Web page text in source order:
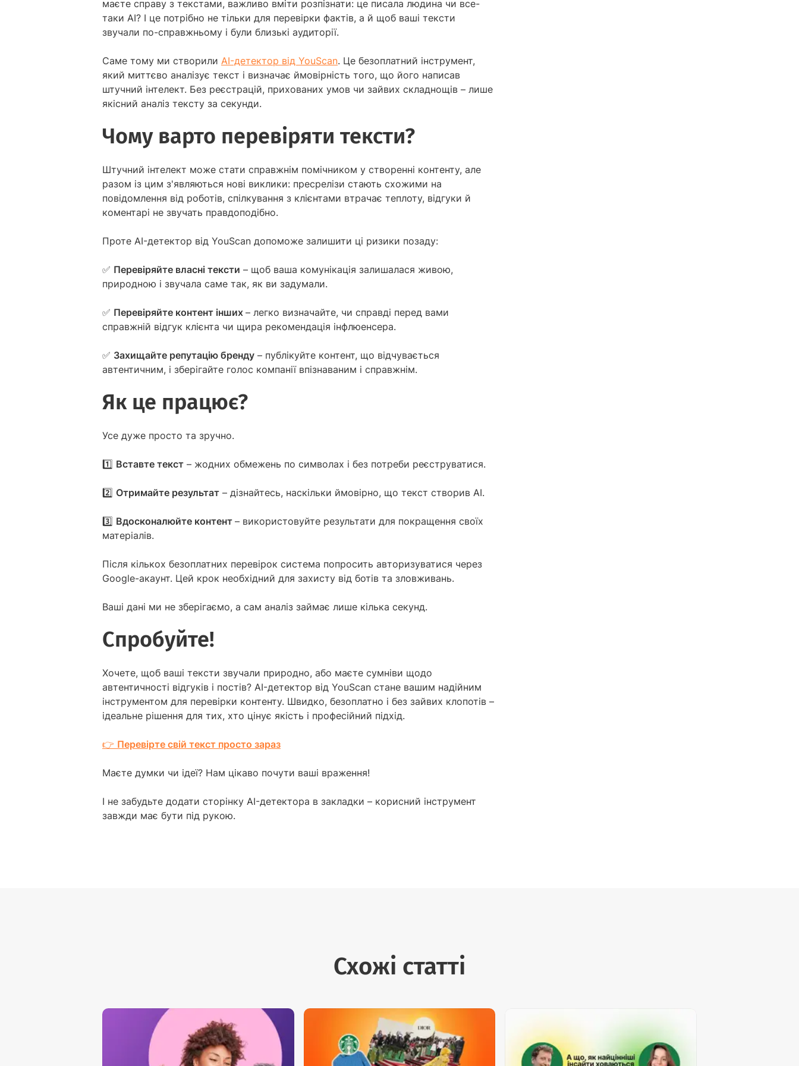
маєте справу з текстами, важливо вміти розпізнати: це писала людина чи все-
таки AI? І це потрібно не тільки для перевірки фактів, а й щоб ваші тексти
звучали по-справжньому і були близькі аудиторії.
Саме тому ми створили AI-детектор від YouScan. Це безоплатний інструмент,
який миттєво аналізує текст і визначає ймовірність того, що його написав
штучний інтелект. Без реєстрацій, прихованих умов чи зайвих складнощів – лише
якісний аналіз тексту за секунди.
Чому варто перевіряти тексти?
Штучний інтелект може стати справжнім помічником у створенні контенту, але
разом із цим з'являються нові виклики: пресрелізи стають схожими на
повідомлення від роботів, спілкування з клієнтами втрачає теплоту, відгуки й
коментарі не звучать правдоподібно.
Проте AI-детектор від YouScan допоможе залишити ці ризики позаду:
✅ Перевіряйте власні тексти – щоб ваша комунікація залишалася живою,
природною і звучала саме так, як ви задумали.
✅ Перевіряйте контент інших – легко визначайте, чи справді перед вами
справжній відгук клієнта чи щира рекомендація інфлюенсера.
✅ Захищайте репутацію бренду – публікуйте контент, що відчувається
автентичним, і зберігайте голос компанії впізнаваним і справжнім.
Як це працює?
Усе дуже просто та зручно.
1️⃣ Вставте текст – жодних обмежень по символах і без потреби реєструватися.
2️⃣ Отримайте результат – дізнайтесь, наскільки ймовірно, що текст створив AI.
3️⃣ Вдосконалюйте контент – використовуйте результати для покращення своїх
матеріалів.
Після кількох безоплатних перевірок система попросить авторизуватися через
Google-акаунт. Цей крок необхідний для захисту від ботів та зловживань.
Ваші дані ми не зберігаємо, а сам аналіз займає лише кілька секунд.
Спробуйте!
Хочете, щоб ваші тексти звучали природно, або маєте сумніви щодо
автентичності відгуків і постів? AI-детектор від YouScan стане вашим надійним
інструментом для перевірки контенту. Швидко, безоплатно і без зайвих клопотів –
ідеальне рішення для тих, хто цінує якість і професійний підхід.
👉 Перевірте свій текст просто зараз
Маєте думки чи ідеї? Нам цікаво почути ваші враження!
І не забудьте додати сторінку AI-детектора в закладки – корисний інструмент
завжди має бути під рукою.
Схожі статті